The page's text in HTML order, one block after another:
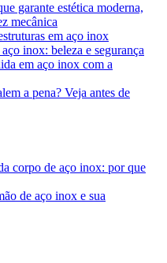
garante estética moderna,
mecânica
em aço inox
inox: beleza e segurança
em aço inox com a
a pena? Veja antes de
corpo de aço inox: por que
de aço inox e sua